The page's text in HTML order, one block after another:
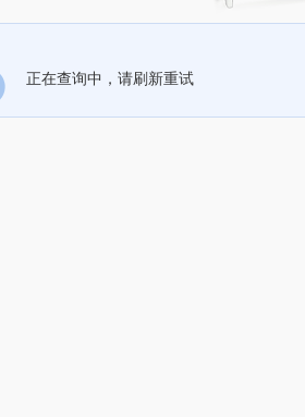
正在查询中，请刷新重试